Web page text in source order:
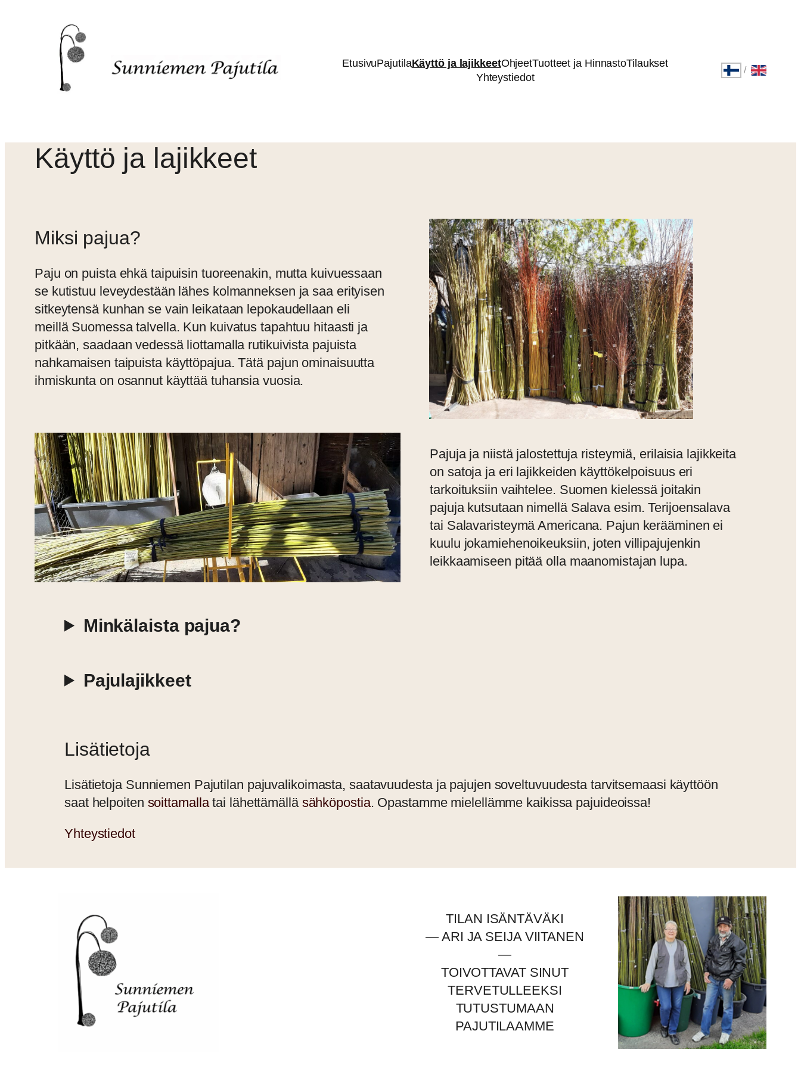
EtusivuPajutilaKäyttö ja lajikkeetOhjeetTuotteet ja HinnastoTilaukset
Yhteystiedot
/
Käyttö ja lajikkeet
Miksi pajua?
Paju on puista ehkä taipuisin tuoreenakin, mutta kuivuessaan
se kutistuu leveydestään lähes kolmanneksen ja saa erityisen
sitkeytensä kunhan se vain leikataan lepokaudellaan eli
meillä Suomessa talvella. Kun kuivatus tapahtuu hitaasti ja
pitkään, saadaan vedessä liottamalla rutikuivista pajuista
nahkamaisen taipuista käyttöpajua. Tätä pajun ominaisuutta
ihmiskunta on osannut käyttää tuhansia vuosia.
Pajuja ja niistä jalostettuja risteymiä, erilaisia lajikkeita
on satoja ja eri lajikkeiden käyttökelpoisuus eri
tarkoituksiin vaihtelee. Suomen kielessä joitakin
pajuja kutsutaan nimellä Salava esim. Terijoensalava
tai Salavaristeymä Americana. Pajun kerääminen ei
kuulu jokamiehenoikeuksiin, joten villipajujenkin
leikkaamiseen pitää olla maanomistajan lupa.
Minkälaista pajua?
Pajulajikkeet
Lisätietoja
Lisätietoja Sunniemen Pajutilan pajuvalikoimasta, saatavuudesta ja pajujen soveltuvuudesta tarvitsemaasi käyttöön
saat helpoiten soittamallatai lähettämällä sähköpostia. Opastamme mielellämme kaikissa pajuideoissa!
Yhteystiedot
TILAN ISÄNTÄVÄKI
— ARI JA SEIJA VIITANEN
—
TOIVOTTAVAT SINUT
TERVETULLEEKSI
TUTUSTUMAAN
PAJUTILAAMME